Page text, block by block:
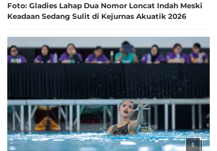
Foto: Gladies Lahap Dua Nomor Loncat Indah Meski
Keadaan Sedang Sulit di Kejurnas Akuatik 2026
5